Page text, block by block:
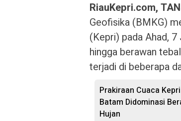
RiauKepri.com,
Geofisika (BMKG)
(Kepri) pada Ahad,
hingga berawan
terjadi di beberapa
Prakiraan Cuaca
Batam Didominasi
Hujan